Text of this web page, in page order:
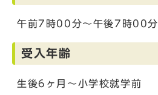
午前7時00分～午後7時00分
受入年齢
生後6ヶ月～小学校就学前